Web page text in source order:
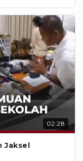
02:28
Jaksel